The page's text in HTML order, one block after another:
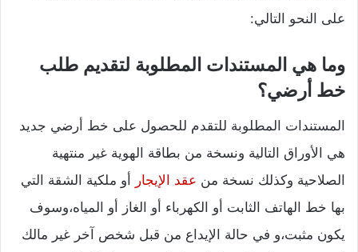
على النحو التالي:
وما هي المستندات المطلوبة لتقديم طلب
خط أرضي؟
المستندات المطلوبة للتقدم للحصول على خط أرضي جديد
هي الأوراق التالية ونسخة من بطاقة الهوية غير منتهية
الصلاحية وكذلك نسخة من عقد الإيجار
أو ملكية الشقة التي
بها خط الهاتف الثابت أو الكهرباء أو الغاز أو المياه،وسوف
يكون مثبت،و في حالة الإيداع من قبل شخص آخر غير مالك